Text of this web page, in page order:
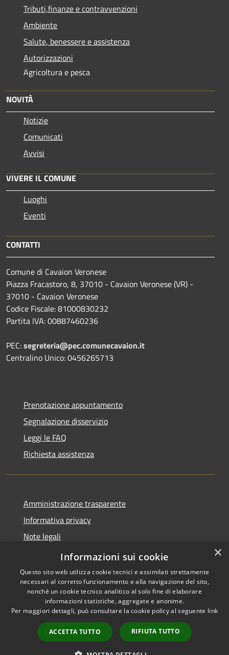
Tributi,finanze e contravvenzioni
Ambiente
Salute, benessere e assistenza
Autorizzazioni
Agricoltura e pesca
NOVITÀ
Notizie
Comunicati
Avvisi
VIVERE IL COMUNE
Luoghi
Eventi
CONTATTI
Comune di Cavaion Veronese
Piazza Fracastoro, 8, 37010 - Cavaion Veronese (VR) -
37010 - Cavaion Veronese
Codice Fiscale: 81000830232
Partita IVA: 00887460236
PEC:segreteria@pec.comunecavaion.it
Centralino Unico: 0456265713
Prenotazione appuntamento
Segnalazione disservizio
Leggi le FAQ
Richiesta assistenza
Amministrazione trasparente
Informativa privacy
Note legali
Dichiarazione di accessibilità
Accessibilità
Copyright © 2026 • Comune di
Cavaion Veronese • Powered
byMunicipium
Accesso
redazione
×
Informazioni sui cookie
Questo sito web utilizza cookie tecnici e assimilati strettamente
necessari al corretto funzionamento e alla navigazione del sito,
nonché un cookie tecnico analitico al solo fine di elaborare
informazioni statistiche, aggregate e anonime.
Per maggiori dettagli, può consultare la cookie policy al seguente link
ACCETTA TUTTO RIFIUTA TUTTO